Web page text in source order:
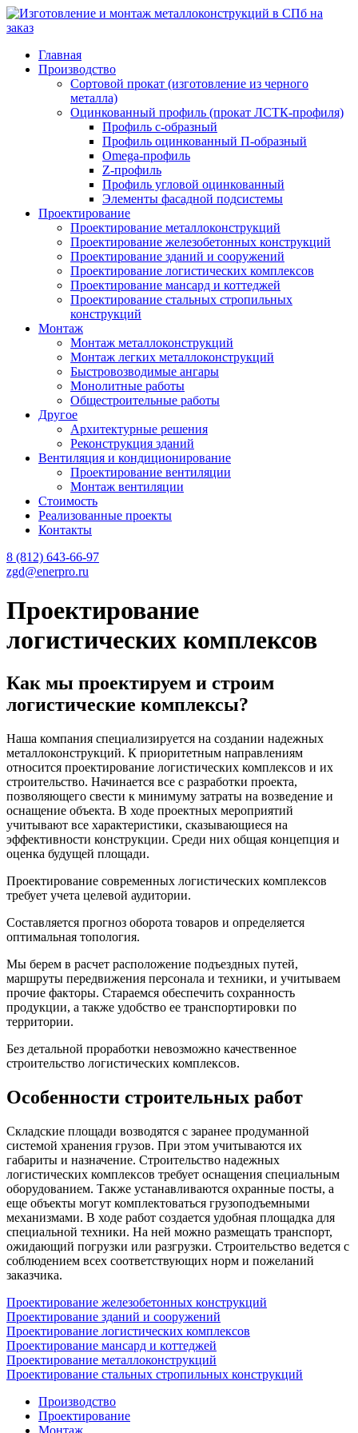
Главная
Производство
Сортовой прокат (изготовление из черного
металла)
Оцинкованный профиль (прокат ЛСТК-профиля)
Профиль с-образный
Профиль оцинкованный П-образный
Omega-профиль
Z-профиль
Профиль угловой оцинкованный
Элементы фасадной подсистемы
Проектирование
Проектирование металлоконструкций
Проектирование железобетонных конструкций
Проектирование зданий и сооружений
Проектирование логистических комплексов
Проектирование мансард и коттеджей
Проектирование стальных стропильных
конструкций
Монтаж
Монтаж металлоконструкций
Монтаж легких металлоконструкций
Быстровозводимые ангары
Монолитные работы
Общестроительные работы
Другое
Архитектурные решения
Реконструкция зданий
Вентиляция и кондиционирование
Проектирование вентиляции
Монтаж вентиляции
Cтоимость
Реализованные проекты
Контакты
8 (812) 643-66-97
zgd@enerpro.ru
Проектирование
логистических комплексов
Как мы проектируем и строим
логистические комплексы?
Наша компания специализируется на создании надежных
металлоконструкций. К приоритетным направлениям
относится проектирование логистических комплексов и их
строительство. Начинается все с разработки проекта,
позволяющего свести к минимуму затраты на возведение и
оснащение объекта. В ходе проектных мероприятий
учитывают все характеристики, сказывающиеся на
эффективности конструкции. Среди них общая концепция и
оценка будущей площади.
Проектирование современных логистических комплексов
требует учета целевой аудитории.
Составляется прогноз оборота товаров и определяется
оптимальная топология.
Мы берем в расчет расположение подъездных путей,
маршруты передвижения персонала и техники, и учитываем
прочие факторы. Стараемся обеспечить сохранность
продукции, а также удобство ее транспортировки по
территории.
Без детальной проработки невозможно качественное
строительство логистических комплексов.
Особенности строительных работ
Складские площади возводятся с заранее продуманной
системой хранения грузов. При этом учитываются их
габариты и назначение. Строительство надежных
логистических комплексов требует оснащения специальным
оборудованием. Также устанавливаются охранные посты, а
еще объекты могут комплектоваться грузоподъемными
механизмами. В ходе работ создается удобная площадка для
специальной техники. На ней можно размещать транспорт,
ожидающий погрузки или разгрузки. Строительство ведется с
соблюдением всех соответствующих норм и пожеланий
заказчика.
Проектирование железобетонных конструкций
Проектирование зданий и сооружений
Проектирование логистических комплексов
Проектирование мансард и коттеджей
Проектирование металлоконструкций
Проектирование стальных стропильных конструкций
Производство
Проектирование
Монтаж